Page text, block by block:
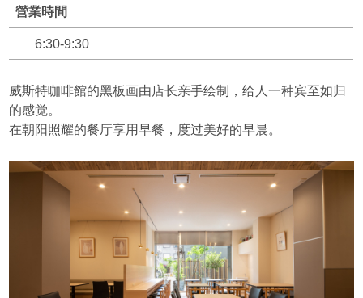
營業時間
6:30-9:30
威斯特咖啡館的黑板画由店长亲手绘制，给人一种宾至如归
的感觉。
在朝阳照耀的餐厅享用早餐，度过美好的早晨。